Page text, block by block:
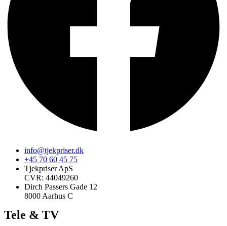
info@tjekpriser.dk
+45 70 60 45 75
Tjekpriser ApS
CVR: 44049260
Dirch Passers Gade 12
8000 Aarhus C
Tele & TV